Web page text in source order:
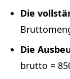
Die
Die
brutto =